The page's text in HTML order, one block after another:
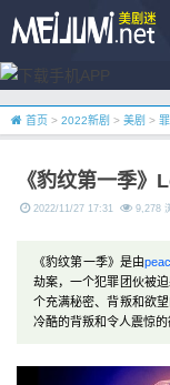
首页 > 2022新剧 > 美剧 >
《豹纹第一季
2022/11/27 17:31 9,278
《豹纹第一季》是由
劫案，一个犯罪团伙被
个充满秘密、背叛和欲
冷酷的背叛和令人震惊